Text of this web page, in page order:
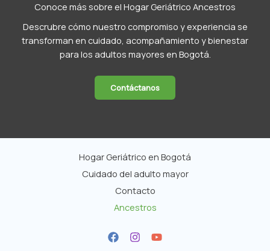
Conoce más sobre el Hogar Geriátrico Ancestros
Descrubre cómo nuestro compromiso y experiencia se
transforman en cuidado, acompañamiento y bienestar
para los adultos mayores en Bogotá.
Contáctanos
Hogar Geriátrico en Bogotá
Cuidado del adulto mayor
Contacto
Ancestros